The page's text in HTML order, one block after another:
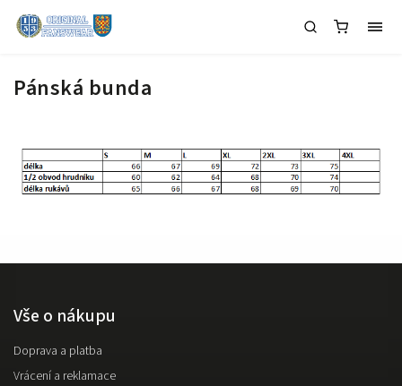
Pánská bunda
Vše o nákupu
Doprava a platba
Vrácení a reklamace